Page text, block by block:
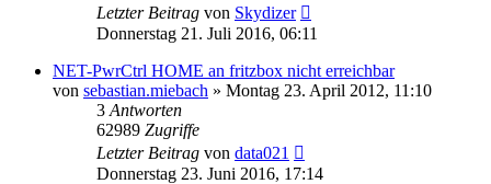
Letzter Beitrag von Skydizer
Donnerstag 21. Juli 2016, 06:11
NET-PwrCtrl HOME an fritzbox nicht erreichbar
von sebastian.miebach » Montag 23. April 2012, 11:10
3 Antworten
62989 Zugriffe
Letzter Beitrag von data021
Donnerstag 23. Juni 2016, 17:14